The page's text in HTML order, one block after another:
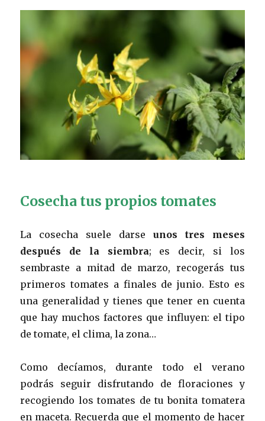
Cosecha tus propios tomates
La cosecha suele darse unos tres meses
después de la siembra; es decir, si los
sembraste a mitad de marzo, recogerás tus
primeros tomates a finales de junio. Esto es
una generalidad y tienes que tener en cuenta
que hay muchos factores que influyen: el tipo
de tomate, el clima, la zona…
Como decíamos, durante todo el verano
podrás seguir disfrutando de floraciones y
recogiendo los tomates de tu bonita tomatera
en maceta. Recuerda que el momento de hacer